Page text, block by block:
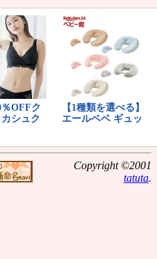
Copyright ©2001
tatuta.